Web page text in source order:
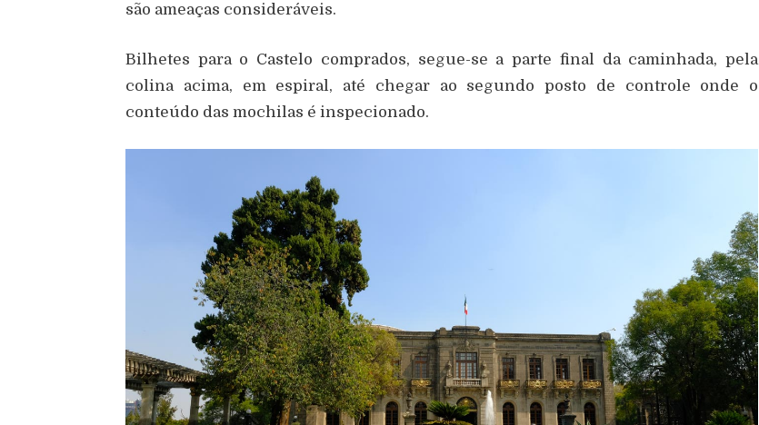
são ameaças consideráveis.
Bilhetes para o Castelo comprados, segue-se a parte final da caminhada, pela
colina acima, em espiral, até chegar ao segundo posto de controle onde o
conteúdo das mochilas é inspecionado.